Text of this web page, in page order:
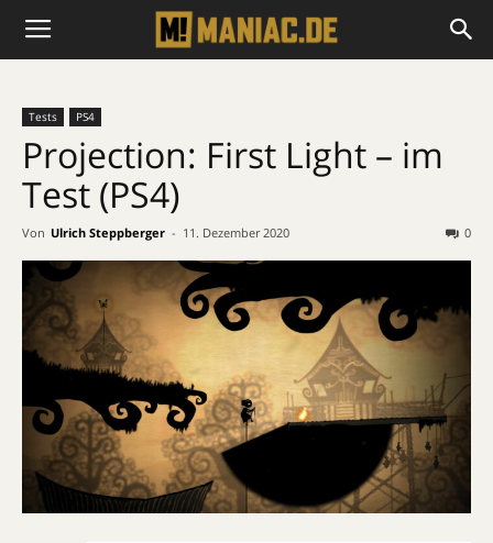
Tests PS4
Projection: First Light – im
Test (PS4)
Von Ulrich Steppberger - 11. Dezember 2020 0